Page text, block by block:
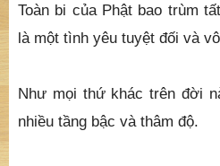
Toàn bi của Phật bao trùm
là một tình yêu tuyệt đối và
Như mọi thứ khác trên đời
nhiều tầng bậc và thâm độ.